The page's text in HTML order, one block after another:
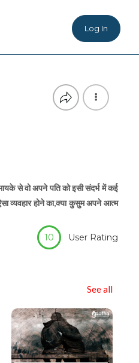
Log In
से वो अपने पति को इसी संदर्भ में कई
व्यवहार होने का,क्या कुसुम अपने आत्म
User Rating
10
See all